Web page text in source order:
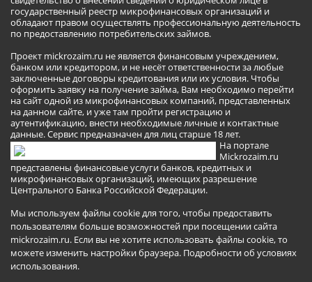
государственный реестр микрофинансовых организаций и
обладают правом осуществлять профессиональную деятельность
по предоставлению потребительских займов.
Проект mickrozaim.ru не является финансовым учреждением,
банком или кредитором, и не несёт ответственности за любые
заключенные договоры кредитования или их условия. Чтобы
оформить заявку на получение займа, Вам необходимо перейти
на сайт одной из микрофинансовых компаний, представленных
на данном сайте, и уже там пройти регистрацию и
аутентификацию, внести необходимые личные и контактные
данные. Сервис предназначен для лиц старше 18 лет.
На портале
Mickrozaim.ru
представлены финансовые услуги банков, кредитных и
микрофинансовых организаций, имеющих разрешение
Центрального Банка Российской Федерации.
Мы используем файлы cookie для того, чтобы предоставить
пользователям больше возможностей при посещении сайта
mickrozaim.ru. Если вы не хотите использовать файлы cookie, то
можете изменить настройки браузера. Подробности об условиях
использования.